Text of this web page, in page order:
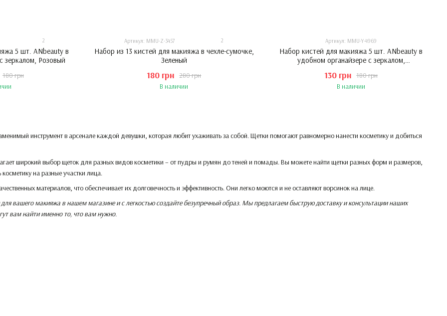
инструмент в арсенале каждой девушки, которая любит ухаживать за собой. Щетки помогают равномерно нанести косметику и добиться
широкий выбор щеток для разных видов косметики – от пудры и румян до теней и помады. Вы можете найти щетки разных форм и размеров,
косметику на разные участки лица.
материалов, что обеспечивает их долговечность и эффективность. Они легко моются и не оставляют ворсинок на лице.
вашего макияжа в нашем магазине и с легкостью создайте безупречный образ. Мы предлагаем быструю доставку и консультации наших
вам найти именно то, что вам нужно.
2
5 шт. ANbeauty в
зеркалом, Розовый
180 грн
Артикул: MMU-Z-3457 2
Набор из 13 кистей для макияжа в чехле-сумочке,
Зеленый
280 грн
180 грн
В наличии
Артикул: MMU-Y-4969
Набор кистей для макияжа 5 шт. ANbeauty в
удобном органайзере с зеркалом,
180 грн
130 грн
В наличии